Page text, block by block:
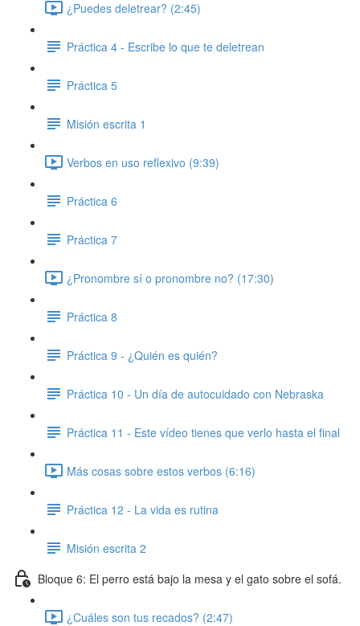
¿Puedes deletrear? (2:45)
Práctica 4 - Escribe lo que te deletrean
Práctica 5
Misión escrita 1
Verbos en uso reflexivo (9:39)
Práctica 6
Práctica 7
¿Pronombre sí o pronombre no? (17:30)
Práctica 8
Práctica 9 - ¿Quién es quién?
Práctica 10 - Un día de autocuidado con Nebraska
Práctica 11 - Este vídeo tienes que verlo hasta el final
Más cosas sobre estos verbos (6:16)
Práctica 12 - La vida es rutina
Misión escrita 2
Bloque 6: El perro está bajo la mesa y el gato sobre el sofá.
¿Cuáles son tus recados? (2:47)